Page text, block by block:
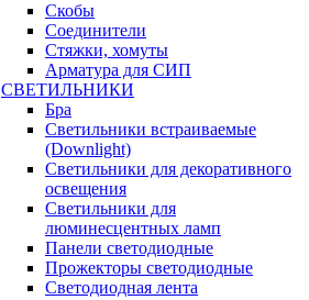
Скобы
Соединители
Стяжки, хомуты
Арматура для СИП
СВЕТИЛЬНИКИ
Бра
Светильники встраиваемые
(Downlight)
Светильники для декоративного
освещения
Светильники для
люминесцентных ламп
Панели светодиодные
Прожекторы светодиодные
Светодиодная лента